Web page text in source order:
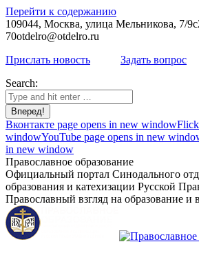
Перейти к содержанию
109044, Москва, улица Мельникова, 7/
70otdelro@otdelro.ru
Прислать новость
Задать вопрос
Search:
Вконтакте page opens in new window
windowYouTube page opens in new
in new window
Православное образование
Официальный портал Синодального
образования и катехизации Русской
Православный взгляд на образование и